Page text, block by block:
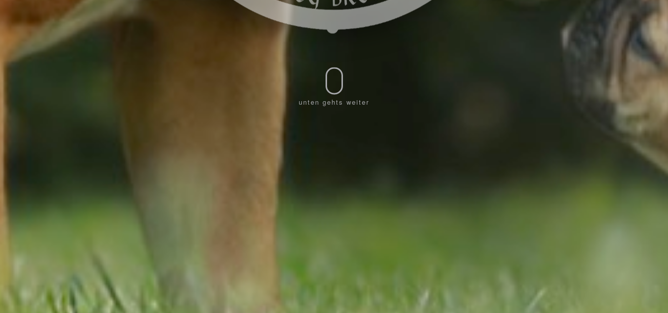
unten gehts weiter